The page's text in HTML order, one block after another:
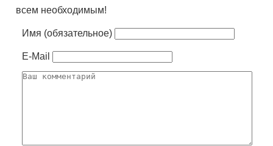
всем необходимым!
Имя (обязательное)
E-Mail